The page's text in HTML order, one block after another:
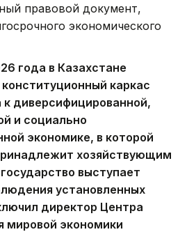
правовой документ,
экономического
года в Казахстане
каркас
к диверсифицированной,
и социально
экономике, в которой
хозяйствующим
выступает
установленных
директор Центра
мировой экономики